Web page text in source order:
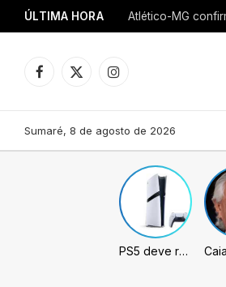
ÚLTIMA HORA Atlético-MG
Facebook
X
Instagram
Sumaré, 8 de agosto de 2026
PS5 deve receber melhorias no PSSR com nova atualização de sistema